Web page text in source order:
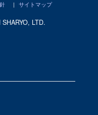
| サイトマップ
LTD.